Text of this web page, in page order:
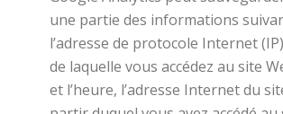
une partie des informations
l’adresse de protocole Internet
de laquelle vous accédez au site
et l’heure, l’adresse Internet du